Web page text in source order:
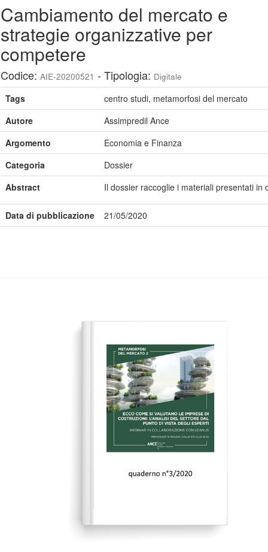
Cambiamento del mercato e
strategie organizzative per
competere
Codice: AIE-20200521 - Tipologia: Digitale
Tags
centro studi, metamorfosi del mercato
Autore
Assimpredil Ance
Argomento
Economia e Finanza
Categoria
Dossier
Abstract
Il dossier raccoglie i materiali presentati
Data di pubblicazione 21/05/2020